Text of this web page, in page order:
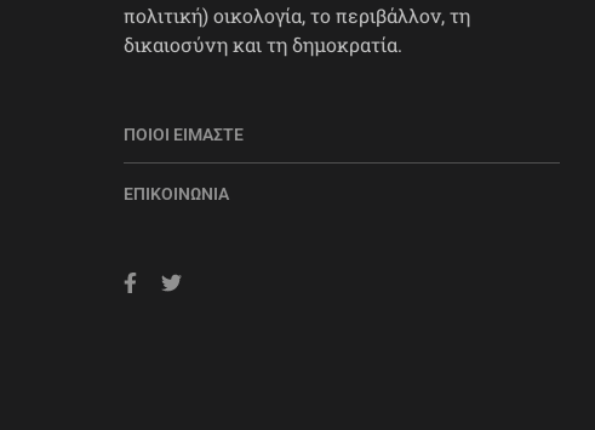
πολιτική) οικολογία, το περιβάλλον, τη
δικαιοσύνη και τη δημοκρατία.
ΠΟΙΟΙ ΕΊΜΑΣΤΕ
ΕΠΙΚΟΙΝΩΝΊΑ